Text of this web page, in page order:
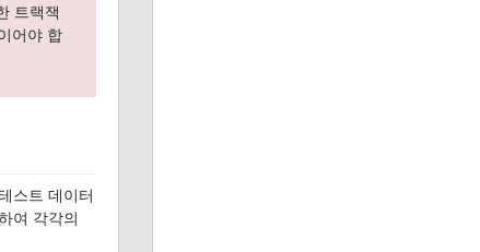
트랙잭
어야 합
스트 데이터
여 각각의